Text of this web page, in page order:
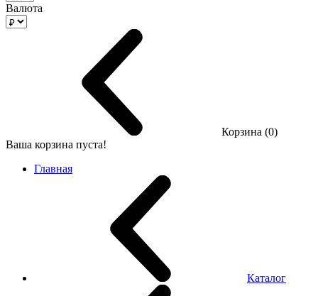
Валюта
Корзина (0)
Ваша корзина пуста!
Главная
Каталог